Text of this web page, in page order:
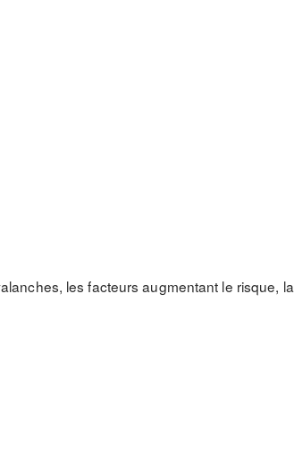
les facteurs augmentant le risque, la